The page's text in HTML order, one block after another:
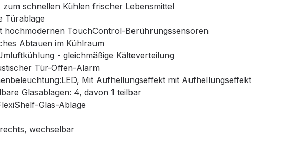
zum schnellen Kühlen frischer Lebensmittel
Türablage
hochmodernen TouchControl-Berührungssensoren
Abtauen im Kühlraum
- gleichmäßige Kälteverteilung
Tür-Offen-Alarm
Mit Aufhellungseffekt mit Aufhellungseffekt
Glasablagen: 4, davon 1 teilbar
Glas-Ablage
wechselbar